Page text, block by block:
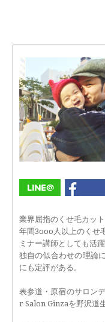
業界屈指のくせ毛カッ
年間3ooo人以上のくせ
ミナー講師としても活躍
独自の似合わせの理論
にも定評がある。
表参道・原宿のサロン
r Salon Ginzaを野沢道